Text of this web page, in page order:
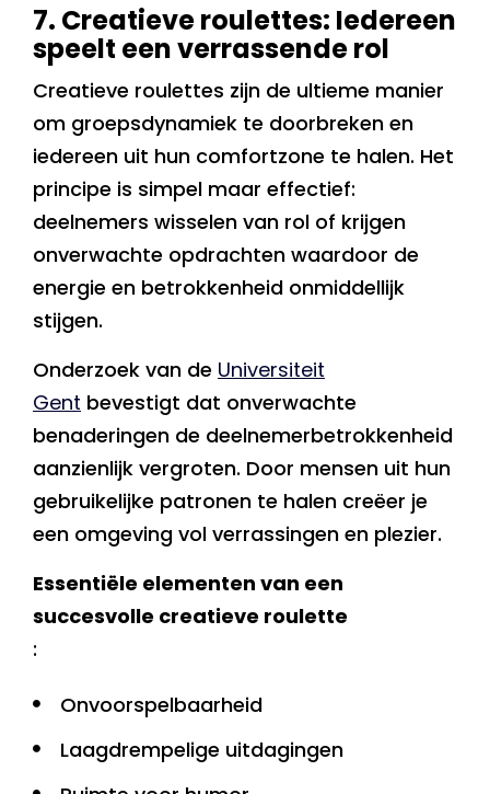
7. Creatieve roulettes: Iedereen
speelt een verrassende rol
Creatieve roulettes zijn de ultieme manier
om groepsdynamiek te doorbreken en
iedereen uit hun comfortzone te halen. Het
principe is simpel maar effectief:
deelnemers wisselen van rol of krijgen
onverwachte opdrachten waardoor de
energie en betrokkenheid onmiddellijk
stijgen.
Onderzoek van de Universiteit
Gent bevestigt dat onverwachte
benaderingen de deelnemerbetrokkenheid
aanzienlijk vergroten. Door mensen uit hun
gebruikelijke patronen te halen creëer je
een omgeving vol verrassingen en plezier.
Essentiële elementen van een
succesvolle creatieve roulette
:
Onvoorspelbaarheid
Laagdrempelige uitdagingen